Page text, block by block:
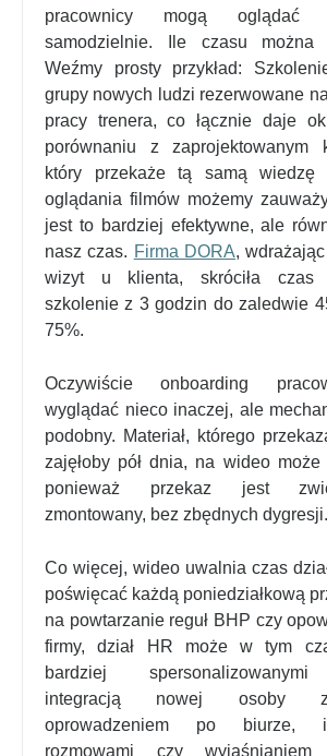
pracownicy mogą oglądać
samodzielnie. Ile czasu można
Weźmy prosty przykład:
grupy nowych ludzi rezerwowane
pracy trenera, co łącznie daje
porównaniu z zaprojektowanym
który przekaże tą samą
oglądania filmów możemy
jest to bardziej efektywne, ale
nasz czas. Firma DORA,
wizyt u klienta, skróciła czas
szkolenie z 3 godzin do zaledwie
75%.
Oczywiście onboarding
wyglądać nieco inaczej, ale
podobny. Materiał, którego
zajęłoby pół dnia, na wideo
ponieważ przekaz jest
zmontowany, bez zbędnych dygresji.
Co więcej, wideo uwalnia czas
poświęcać każdą poniedziałkową
na powtarzanie reguł BHP czy
firmy, dział HR może w tym
bardziej spersonalizowanymi
integracją nowej osoby z
oprowadzeniem po biurze,
rozmowami czy wyjaśnianiem